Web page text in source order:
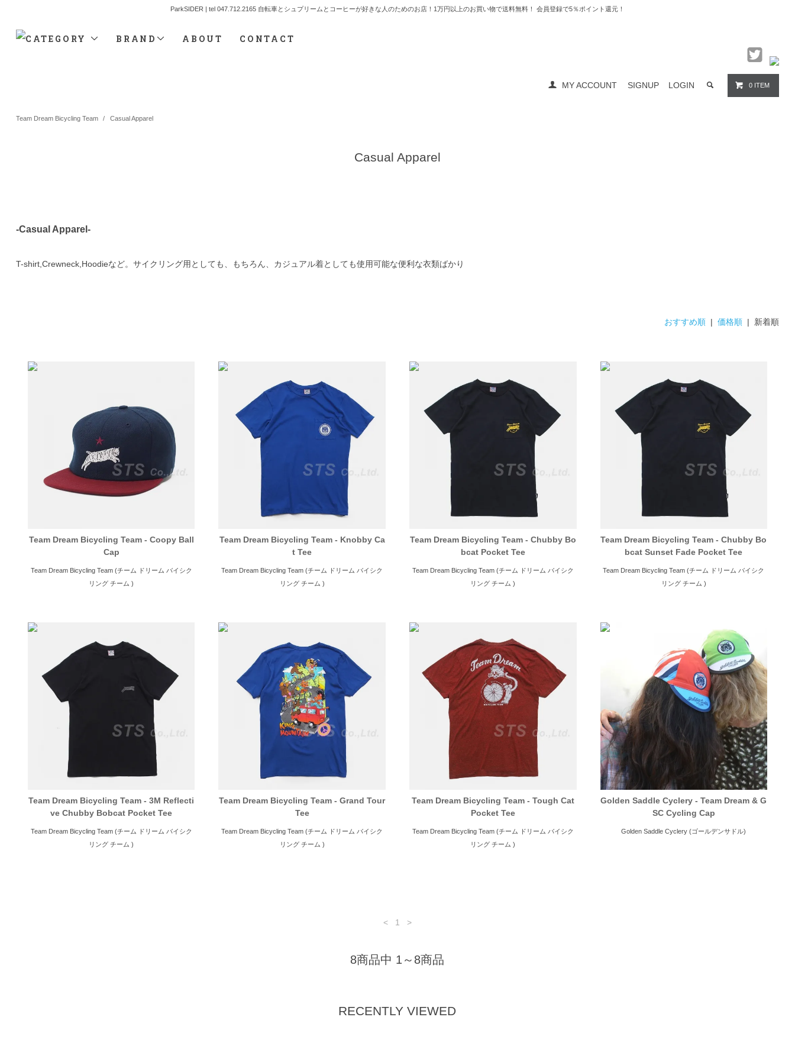
ParkSIDER | tel 047.712.2165 自転車とシュプリームとコーヒーが好きな人のためのお店！1万円以上のお買い物で送料無料！ 会員登録で5％ポイント還元！
MY ACCOUNT SIGNUP LOGIN 0 ITEM
CATEGORY BRAND ABOUT CONTACT
Team Dream Bicycling Team / Casual Apparel
Casual Apparel
-Casual Apparel-
T-shirt,Crewneck,Hoodieなど。サイクリング用としても、もちろん、カジュアル着としても使用可能な便利な衣類ばかり
おすすめ順 |価格順 | 新着順
Team Dream Bicycling Team - Coopy Ball
Cap
Team Dream Bicycling Team (チーム ドリーム バイシク
リング チーム )
Team Dream Bicycling Team - Knobby Ca
t Tee
Team Dream Bicycling Team (チーム ドリーム バイシク
リング チーム )
Team Dream Bicycling Team - Chubby Bo
bcat Pocket Tee
Team Dream Bicycling Team (チーム ドリーム バイシク
リング チーム )
Team Dream Bicycling Team - Chubby Bo
bcat Sunset Fade Pocket Tee
Team Dream Bicycling Team (チーム ドリーム バイシク
リング チーム )
Team Dream Bicycling Team - 3M Reflecti
ve Chubby Bobcat Pocket Tee
Team Dream Bicycling Team (チーム ドリーム バイシク
リング チーム )
Team Dream Bicycling Team - Grand Tour
Tee
Team Dream Bicycling Team (チーム ドリーム バイシク
リング チーム )
Team Dream Bicycling Team - Tough Cat
Pocket Tee
Team Dream Bicycling Team (チーム ドリーム バイシク
リング チーム )
Golden Saddle Cyclery - Team Dream & G
SC Cycling Cap
Golden Saddle Cyclery (ゴールデンサドル)
< 1 >
8商品中 1～8商品
RECENTLY VIEWED